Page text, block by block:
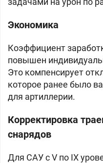
Экономика
Коэффициент
повышен
Это компенсирует
которое ранее было
для артиллерии.
Корректировка
снарядов
Для САУ с V по IX